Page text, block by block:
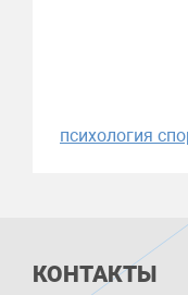
психология
КОНТАКТЫ